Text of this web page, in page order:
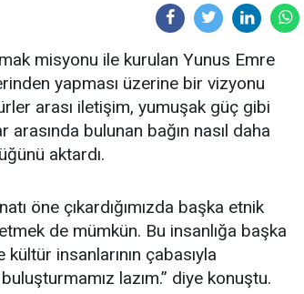
misyonu ile kurulan Yunus Emre
yapması üzerine bir vizyonu
arası iletişim, yumuşak güç gibi
bulunan bağın nasıl daha
aktardı.
öne çıkardığımızda başka etnik
de mümkün. Bu insanlığa başka
insanlarının çabasıyla
lazım.” diye konuştu.